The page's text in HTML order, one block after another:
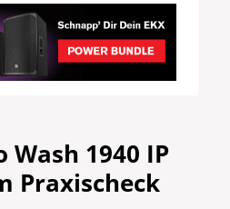
Wash 1940 IP
Praxischeck